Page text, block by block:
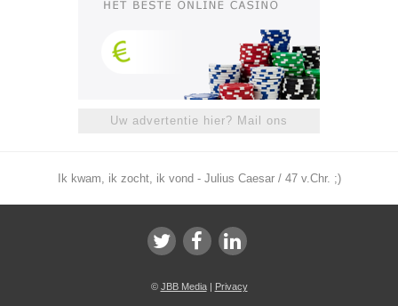
Uw advertentie hier? Mail ons
Ik kwam, ik zocht, ik vond - Julius Caesar / 47 v.Chr. ;)
© JBB Media| Privacy